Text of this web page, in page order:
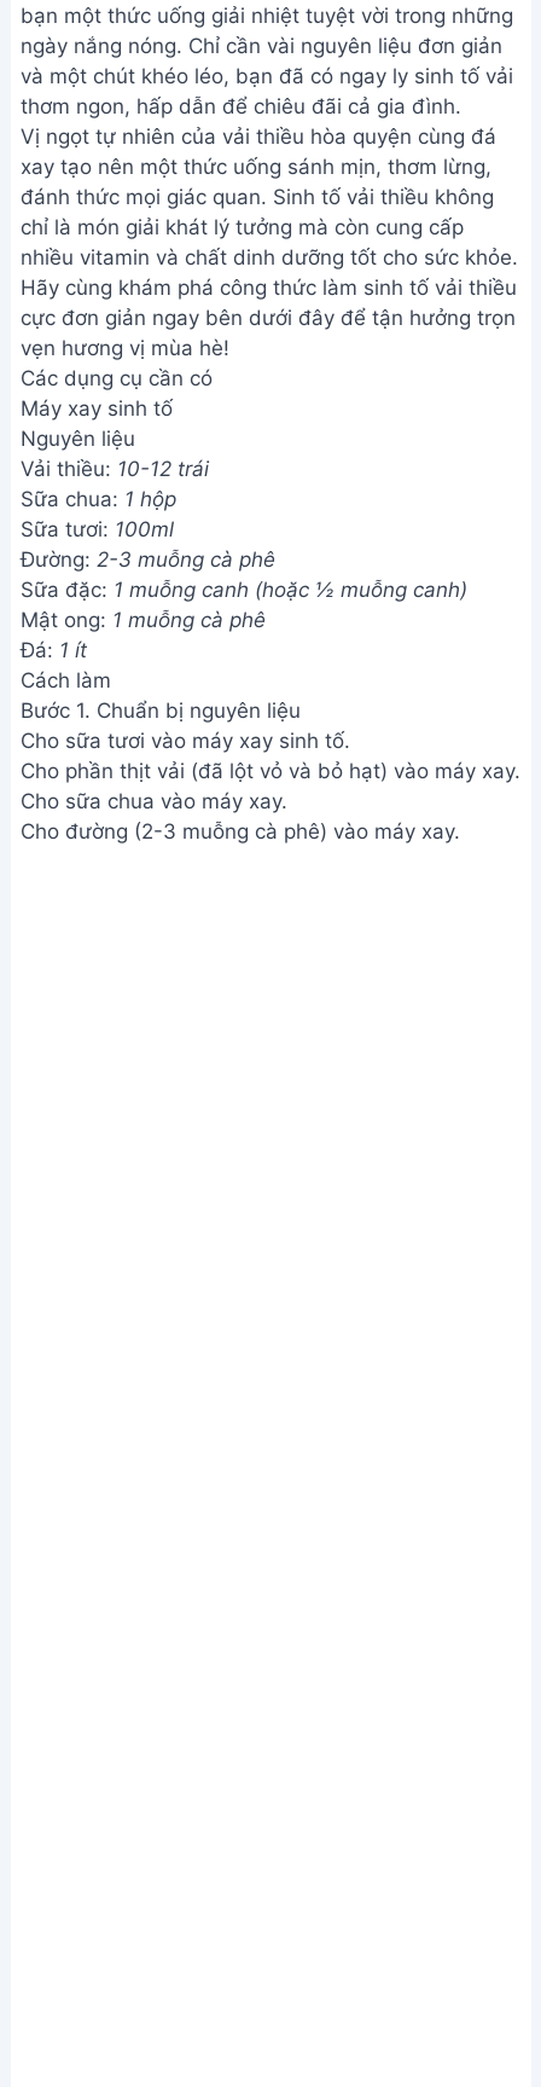
bạn một thức uống giải nhiệt tuyệt vời trong những
ngày nắng nóng. Chỉ cần vài nguyên liệu đơn giản
và một chút khéo léo, bạn đã có ngay ly sinh tố vải
thơm ngon, hấp dẫn để chiêu đãi cả gia đình.
Vị ngọt tự nhiên của vải thiều hòa quyện cùng đá
xay tạo nên một thức uống sánh mịn, thơm lừng,
đánh thức mọi giác quan. Sinh tố vải thiều không
chỉ là món giải khát lý tưởng mà còn cung cấp
nhiều vitamin và chất dinh dưỡng tốt cho sức khỏe.
Hãy cùng khám phá công thức làm sinh tố vải thiều
cực đơn giản ngay bên dưới đây để tận hưởng trọn
vẹn hương vị mùa hè!
Các dụng cụ cần có
Máy xay sinh tố
Nguyên liệu
Vải thiều: 10-12 trái
Sữa chua: 1 hộp
Sữa tươi: 100ml
Đường: 2-3 muỗng cà phê
Sữa đặc: 1 muỗng canh (hoặc ½ muỗng canh)
Mật ong: 1 muỗng cà phê
Đá: 1 ít
Cách làm
Bước 1. Chuẩn bị nguyên liệu
Cho sữa tươi vào máy xay sinh tố.
Cho phần thịt vải (đã lột vỏ và bỏ hạt) vào máy xay.
Cho sữa chua vào máy xay.
Cho đường (2-3 muỗng cà phê) vào máy xay.